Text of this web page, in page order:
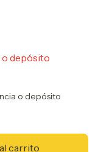
depósito
o depósito